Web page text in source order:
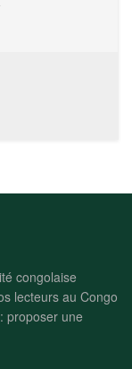
congolaise
lecteurs au Congo
proposer une